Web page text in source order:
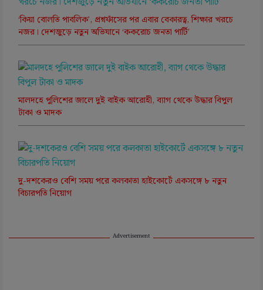
‘কিয়া বোলতি পাবলিক’, প্রশ্নফাঁসের পর এবার বেকারত্ব, শিক্ষার খরচে
নজর। দেশজুড়ে নতুন অভিযানে ‘ককরোচ জনতা পার্টি’
মালদহে পুলিশের জালে দুই বাইক আরোহী, ব্যাগ থেকে উদ্ধার বিপুল
টাকা ও মাদক
দু-দশকেরও বেশি সময় পরে কলকাতা হাইকোর্টে একসঙ্গে ৮ নতুন
বিচারপতি নিয়োগ
Advertisement